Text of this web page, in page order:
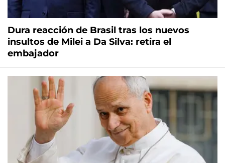
Dura reacción de Brasil tras los nuevos
insultos de Milei a Da Silva: retira el
embajador